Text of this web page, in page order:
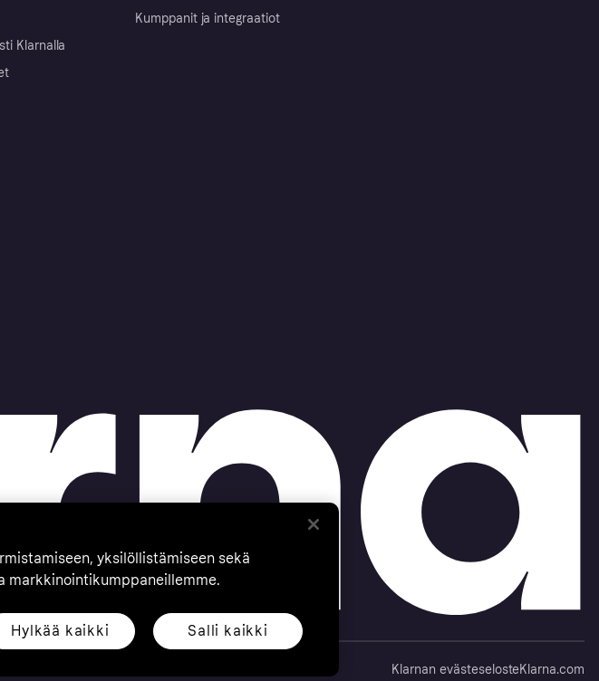
Klarnalla
Kumppanit ja integraatiot
Klarnan evästeselosteKlarna.com
yksilöllistämiseen sekä
markkinointikumppaneillemme.
Hylkää kaikki Salli kaikki